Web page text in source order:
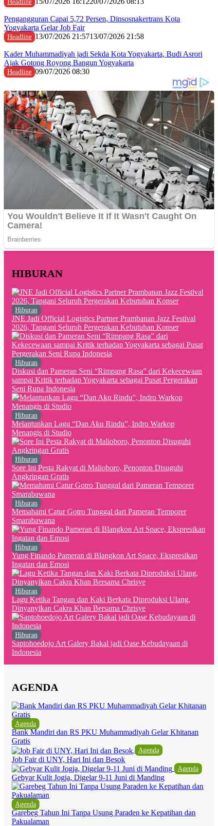
Headline
Pengangguran Capai 5,72 Persen, Dinsosnakertrans Kota
Yogyakarta Gelar Job Fair
Headline 13/07/2026 21:5713/07/2026 21:58
Kader Muhammadiyah jadi Sekda Kota Yogyakarta, Budi Asrori
Ajak Gotong Royong Bangun Yogyakarta
Headline 09/07/2026 08:30
HIBURAN
Hiburan
JNE Jadi Official Logistics Partner Prambanan Jazz Festival
2026, Tangani Seluruh Pergerakan Kebutuhan Konser
Hiburan
Diskusi dan Pameran Seni “Rimpang Rasa” dari Kekecewaan
sampai Kritik terhadap Yogyakarta sebagai Pusat Pergerakan
Seni Rupa Indonesia
Hiburan
Melantunkan Lagu “Dan Aku Rindu”, Indro Warkop
Menangis di Studio
Hiburan
Sore Ini Pesta Rakyat di Malioboro, Penonton Disuguhi
Angkringan Gratis
Hiburan
Memahami Catur Gotro Tunggal dari Pameran Temporer
Smarabawana
Hiburan
Yung Finando Pameran di Blangkon Art Space, Ekspresikan
Ingatan dan Emosi
Hiburan
Lagu Ketika Tangan dan Kaki Berkata Diproduksi Ulang,
Dinyanyikan Cakra Khan Bersama Chrisye
Hiburan
Saptohoedojo Art Galery Bakal jadi Oase Kebudayaan di
Indonesia
AGENDA
Agenda
Bank Mandiri dan RS PKU Muhammadiyah Gelar Khitanan
Gratis
Agenda
Job Fair di UNY, Hari Ini dan Besok
Agenda
Gebyar Kulit Jogja, Digelar 9-11 Juni di Manding
Agenda
Garebeg Tahun Ini Tanpa Usung Paraden ke Kepatihan dan
Pakualaman